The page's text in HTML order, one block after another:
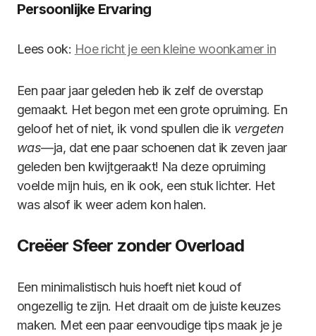
Persoonlijke Ervaring
Lees ook: Hoe richt je een kleine woonkamer in
Een paar jaar geleden heb ik zelf de overstap
gemaakt. Het begon met een grote opruiming. En
geloof het of niet, ik vond spullen die ik vergeten
was—ja, dat ene paar schoenen dat ik zeven jaar
geleden ben kwijtgeraakt! Na deze opruiming
voelde mijn huis, en ik ook, een stuk lichter. Het
was alsof ik weer adem kon halen.
Creëer Sfeer zonder Overload
Een minimalistisch huis hoeft niet koud of
ongezellig te zijn. Het draait om de juiste keuzes
maken. Met een paar eenvoudige tips maak je je